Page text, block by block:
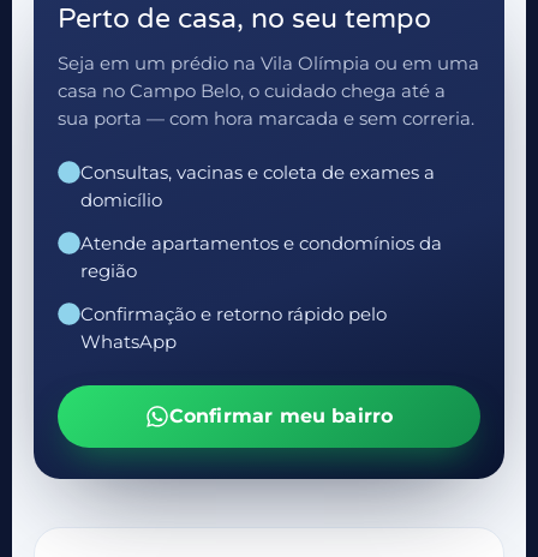
Perto de casa, no seu tempo
Seja em um prédio na Vila Olímpia ou em uma
casa no Campo Belo, o cuidado chega até a
sua porta — com hora marcada e sem correria.
Consultas, vacinas e coleta de exames a
domicílio
Atende apartamentos e condomínios da
região
Confirmação e retorno rápido pelo
WhatsApp
Confirmar meu bairro